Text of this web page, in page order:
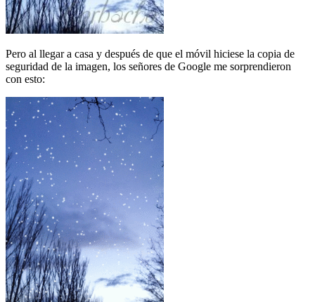
Pero al llegar a casa y después de que el móvil hiciese la copia de
seguridad de la imagen, los señores de Google me sorprendieron
con esto: